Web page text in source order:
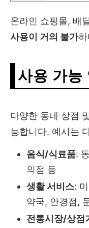
온라인 쇼핑몰, 배
사용이 거의 불가
사용 가능
다양한 동네 상점
능합니다. 예시는
음식/식료품:
의점 등
생활 서비스:
약국, 안경점,
전통시장/상점